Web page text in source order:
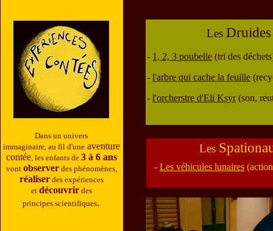
Les Druides
Les
- Les véhicules lunaires
- 1, 2, 3 poubelle (tri des
- l'arbre qui cache la feuille
- l'orcherstre d'Eli Ksyr(son,
Dans un univers
immaginaire, au fil d'uneaventure
contée, les enfants de 3 à 6 ans
vont observer des phénomènes,
réaliser des expériences
et découvrir des
principes scientifiques.